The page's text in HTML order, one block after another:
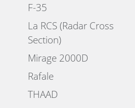
F-35
La RCS (Radar Cross
Section)
Mirage 2000D
Rafale
THAAD